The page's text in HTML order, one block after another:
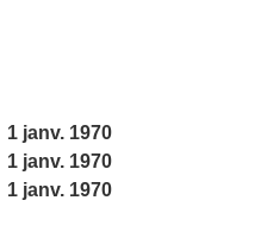
1 janv. 1970
1 janv. 1970
1 janv. 1970